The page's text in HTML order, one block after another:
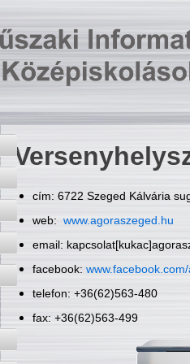
cím: 6722 Szeged Kálvária
web: www.agoraszeged.hu
email:
facebook:
telefon: +36(62)563-480
fax: +36(62)563-499